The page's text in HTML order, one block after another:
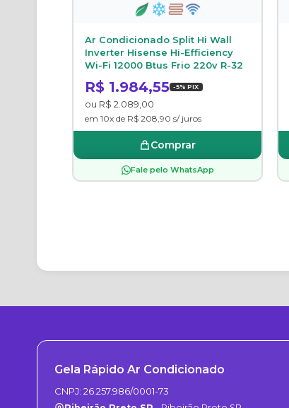
Ar Condicionado Split Hi Wall
Inverter Hisense Hi-Efficiency
Wi-Fi 12000 Btus Frio 220v R-32
R$ 1.984,55 -5% PIX
ou R$ 2.089,00
em 10x de R$ 208,90 s/ juros
Comprar
Fale pelo WhatsApp
Gela Rápido Ar Condicionado
CNPJ: 26.257.986/0001-73